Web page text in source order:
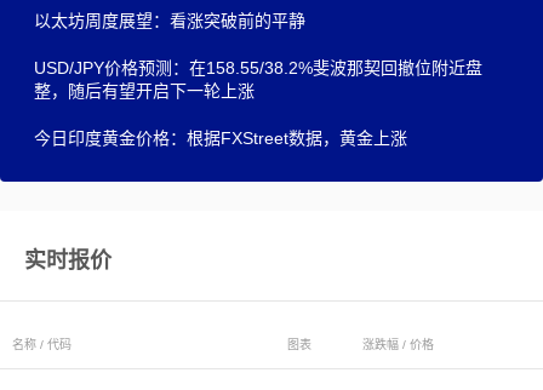
以太坊周度展望：看涨突破前的平静
USD/JPY价格预测：在158.55/38.2%斐波那契回撤位附近盘
整，随后有望开启下一轮上涨
今日印度黄金价格：根据FXStreet数据，黄金上涨
实时报价
名称 / 代码 图表 涨跌幅 / 价格